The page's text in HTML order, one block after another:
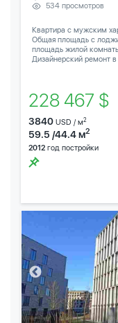
534 просмотров
Квартира с мужским
Общая площадь с
площадь жилой
Дизайнерский ремонт
228 467 $
3840 USD / м2
59.5 /44.4 м2
2012 год постройки